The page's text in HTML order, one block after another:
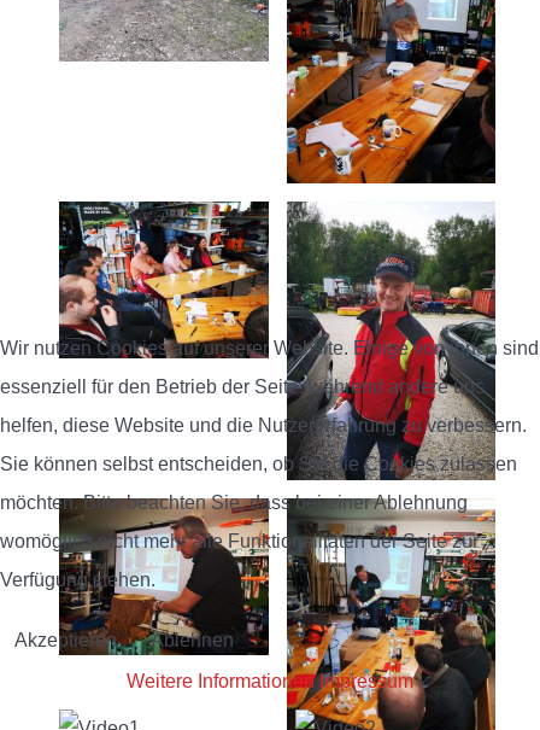
Wir nutzen Cookies auf unserer Website. Einige von ihnen sind
essenziell für den Betrieb der Seite, während andere uns
helfen, diese Website und die Nutzererfahrung zu verbessern.
Sie können selbst entscheiden, ob Sie die Cookies zulassen
möchten. Bitte beachten Sie, dass bei einer Ablehnung
womöglich nicht mehr alle Funktionalitäten der Seite zur
Verfügung stehen.
Akzeptieren
Ablehnen
Weitere Informationen Impressum